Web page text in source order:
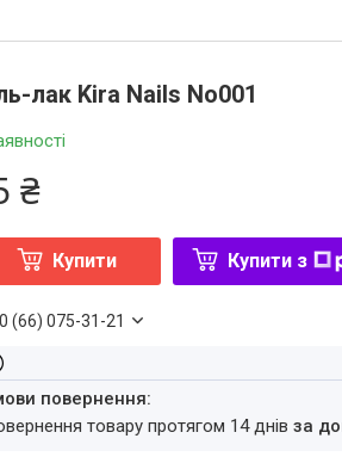
лак Kira Nails No001
₴
Купити Купити з
(66) 075-31-21
товару протягом 14 днівза